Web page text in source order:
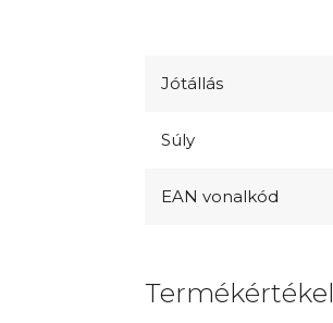
Jótállás
Súly
EAN vonalkód